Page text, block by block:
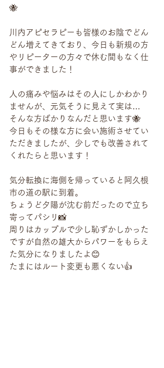
🐝
川内アピセラピーも皆様のお陰でどん
どん増えてきており、今日も新規の方
やリピーターの方々で休む間もなく仕
事ができました！
人の痛みや悩みはその人にしかわかり
ませんが、元気そうに見えて実は…
そんな方ばかりなんだと思います🐝
今日もその様な方に会い施術させてい
ただきましたが、少しでも改善されて
くれたらと思います！
気分転換に海側を帰っていると阿久根
市の道の駅に到着。
ちょうど夕陽が沈む前だったので立ち
寄ってパシリ📸
周りはカップルで少し恥ずかしかった
ですが自然の雄大からパワーをもらえ
た気分になりましたよ😊
たまにはルート変更も悪くない👍